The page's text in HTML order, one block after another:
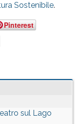
Sostenibile.
Pinterest
sul Lago